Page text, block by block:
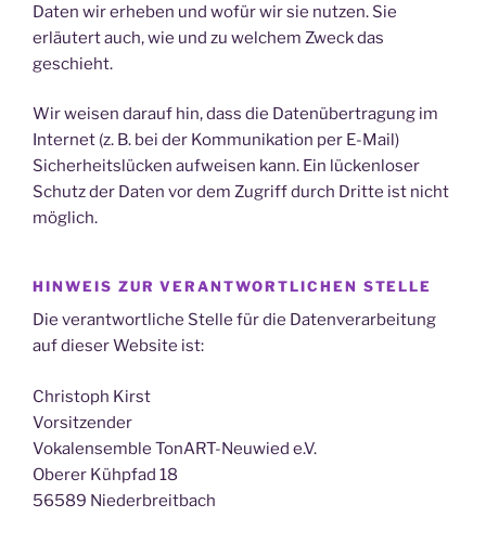
Daten wir erheben und wofür wir sie nutzen. Sie
erläutert auch, wie und zu welchem Zweck das
geschieht.
Wir weisen darauf hin, dass die Datenübertragung im
Internet (z. B. bei der Kommunikation per E-Mail)
Sicherheitslücken aufweisen kann. Ein lückenloser
Schutz der Daten vor dem Zugriff durch Dritte ist nicht
möglich.
HINWEIS ZUR VERANTWORTLICHEN STELLE
Die verantwortliche Stelle für die Datenverarbeitung
auf dieser Website ist:
Christoph Kirst
Vorsitzender
Vokalensemble TonART-Neuwied e.V.
Oberer Kühpfad 18
56589 Niederbreitbach